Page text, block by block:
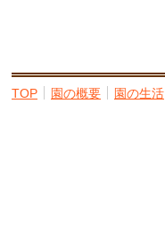
TOP 園の概要 園の生活